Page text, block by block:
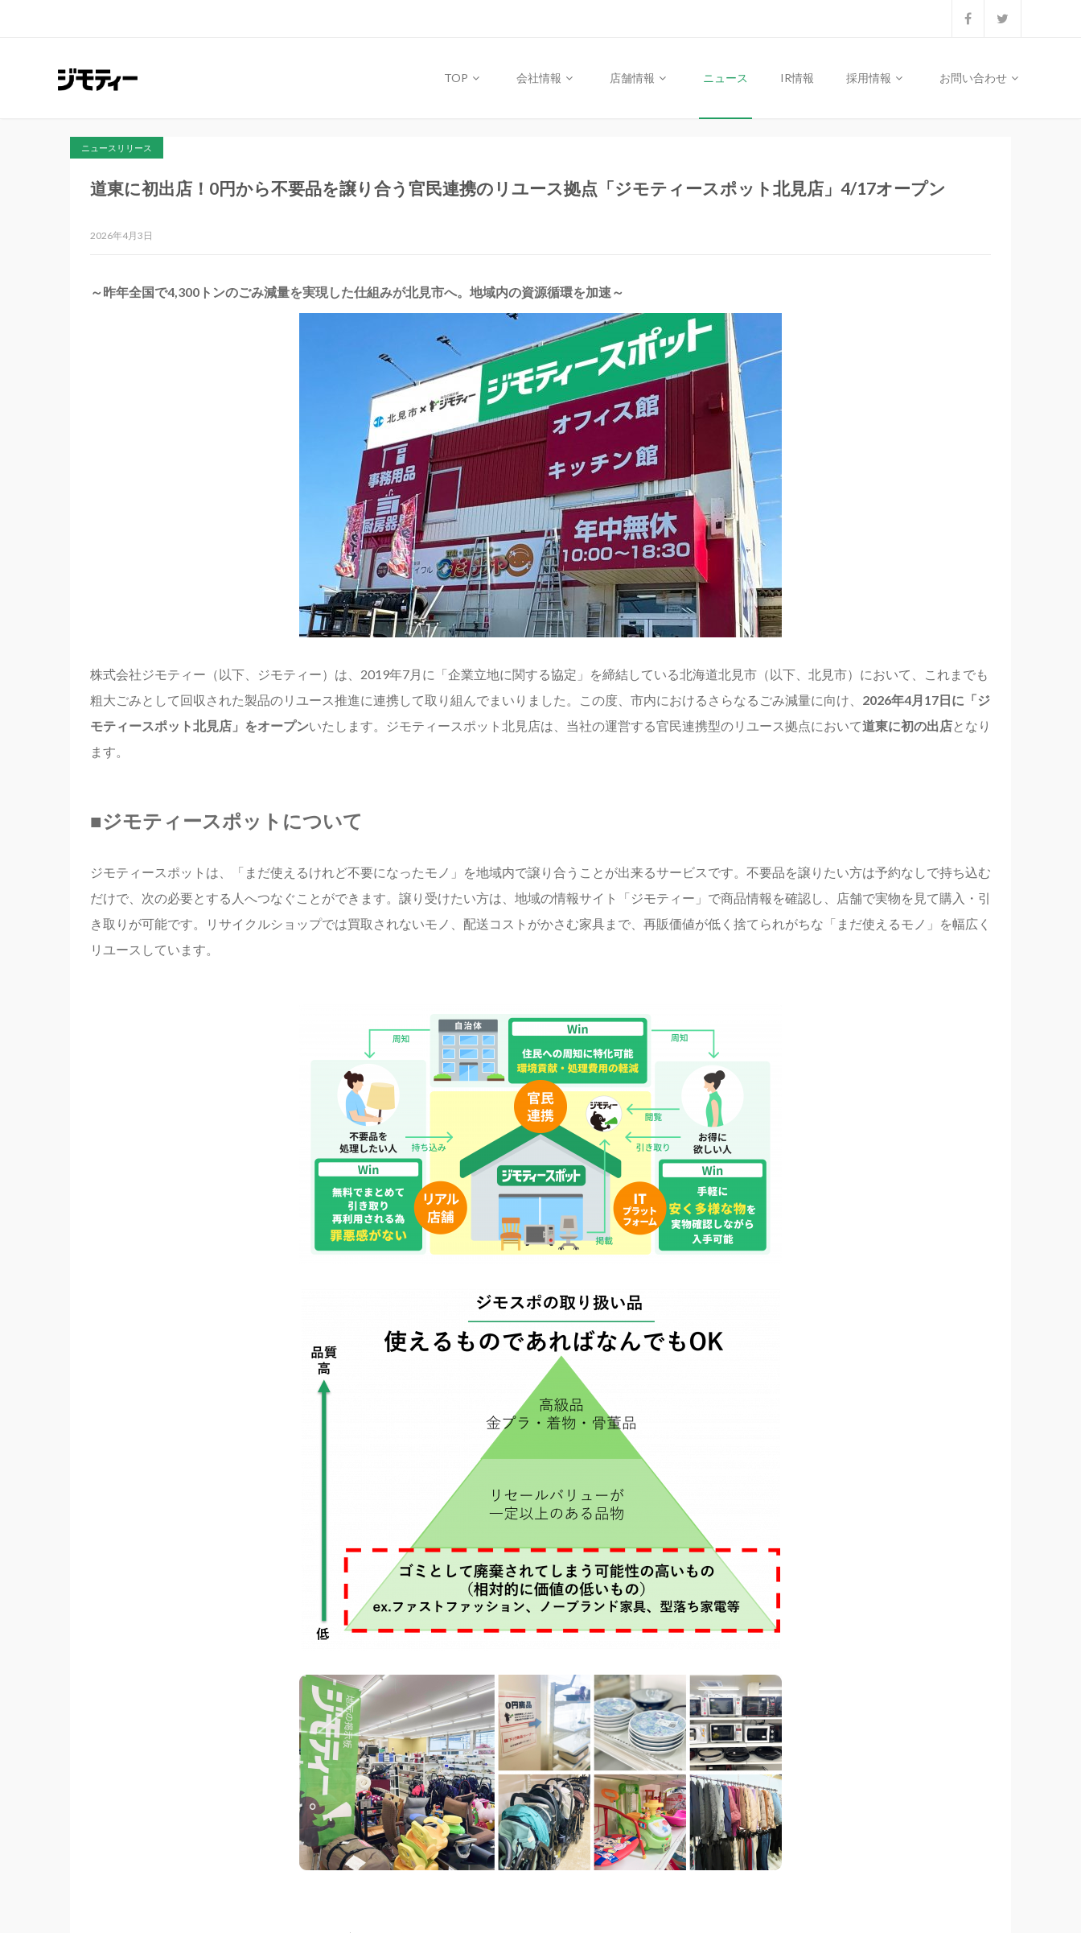
TOP 会社情報 店舗情報 ニュース IR情報 採用情報 お問い合わせ
ニュースリリース
道東に初出店！0円から不要品を譲り合う官民連携のリユース拠点「ジモティースポット北見店」4/17オープン
2026年4月3日
～昨年全国で4,300トンのごみ減量を実現した仕組みが北見市へ。地域内の資源循環を加速～
株式会社ジモティー（以下、ジモティー）は、2019年7月に「企業立地に関する協定」を締結している北海道北見市（以下、北見市）において、これまでも
粗大ごみとして回収された製品のリユース推進に連携して取り組んでまいりました。この度、市内におけるさらなるごみ減量に向け、 2026年4月17日に「ジ
モティースポット北見店」をオープンいたします。ジモティースポット北見店は、当社の運営する官民連携型のリユース拠点において道東に初の出店となり
ます。
■ジモティースポットについて
ジモティースポットは、「まだ使えるけれど不要になったモノ」を地域内で譲り合うことが出来るサービスです。不要品を譲りたい方は予約なしで持ち込む
だけで、次の必要とする人へつなぐことができます。譲り受けたい方は、地域の情報サイト「ジモティー」で商品情報を確認し、店舗で実物を見て購入・引
き取りが可能です。リサイクルショップでは買取されないモノ、配送コストがかさむ家具まで、再販価値が低く捨てられがちな「まだ使えるモノ」を幅広く
リユースしています。